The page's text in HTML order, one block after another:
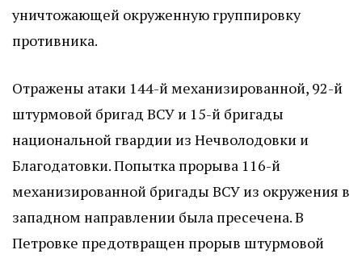
уничтожающей окруженную группировку
противника.
Отражены атаки 144-й механизированной, 92-й
штурмовой бригад ВСУ и 15-й бригады
национальной гвардии из Нечволодовки и
Благодатовки. Попытка прорыва 116-й
механизированной бригады ВСУ из окружения в
западном направлении была пресечена. В
Петровке предотвращен прорыв штурмовой